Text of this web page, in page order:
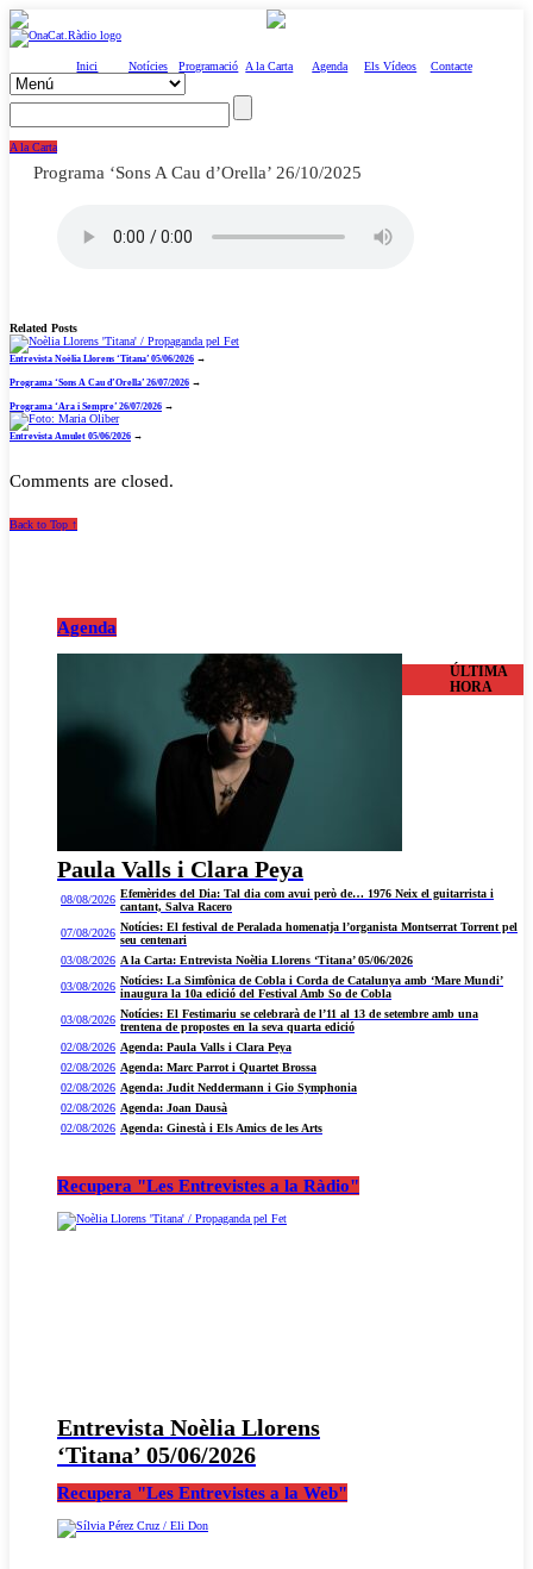
Inici Notícies Programació A la Carta Agenda Els Vídeos Contacte
A la Carta
Programa ‘Sons A Cau d’Orella’ 26/10/2025
Related Posts
Entrevista Noèlia Llorens ‘Titana’ 05/06/2026 →
Programa ‘Sons A Cau d’Orella’ 26/07/2026 →
Programa ‘Ara i Sempre’ 26/07/2026 →
Entrevista Amulet 05/06/2026 →
Comments are closed.
Back to Top ↑
Agenda
Paula Valls i Clara Peya
ÚLTIMA
HORA
08/08/2026 Efemèrides del Dia: Tal dia com avui però de… 1976 Neix el guitarrista i
cantant, Salva Racero
07/08/2026 Notícies: El festival de Peralada homenatja l’organista Montserrat Torrent pel
seu centenari
03/08/2026 A la Carta: Entrevista Noèlia Llorens ‘Titana’ 05/06/2026
03/08/2026 Notícies: La Simfònica de Cobla i Corda de Catalunya amb ‘Mare Mundi’
inaugura la 10a edició del Festival Amb So de Cobla
03/08/2026 Notícies: El Festimariu se celebrarà de l’11 al 13 de setembre amb una
trentena de propostes en la seva quarta edició
02/08/2026 Agenda: Paula Valls i Clara Peya
02/08/2026 Agenda: Marc Parrot i Quartet Brossa
02/08/2026 Agenda: Judit Neddermann i Gio Symphonia
02/08/2026 Agenda: Joan Dausà
02/08/2026 Agenda: Ginestà i Els Amics de les Arts
Recupera "Les Entrevistes a la Ràdio"
Entrevista Noèlia Llorens
‘Titana’ 05/06/2026
Recupera "Les Entrevistes a la Web"